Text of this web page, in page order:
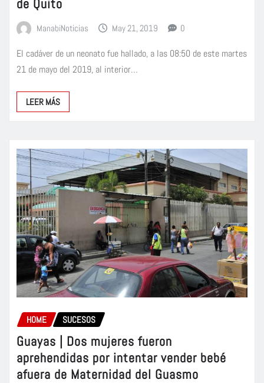
ManabiNoticias May 21, 2019 0
El cadáver de un neonato fue hallado, a las 08:50 de este martes
21 de mayo del 2019, al interior…
LEER MÁS
HOME SUCESOS
Guayas | Dos mujeres fueron
aprehendidas por intentar vender bebé
afuera de Maternidad del Guasmo